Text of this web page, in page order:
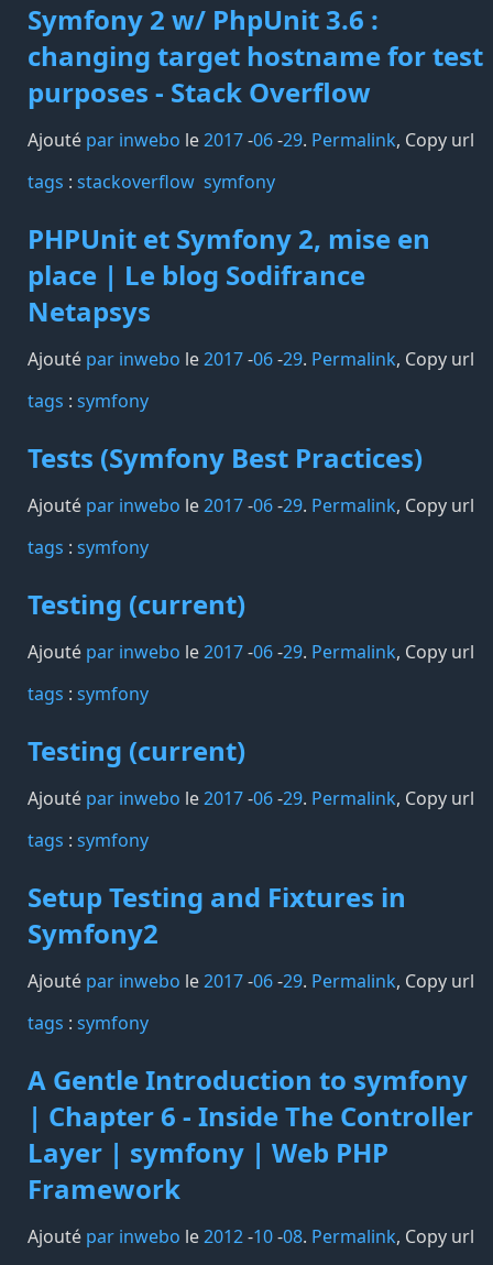
Symfony 2 w/ PhpUnit 3.6 :
changing target hostname for test
purposes - Stack Overflow
Ajouté par inwebo le2017-06-29. Permalink, Copy url
tags️ : stackoverflow symfony
PHPUnit et Symfony 2, mise en
place | Le blog Sodifrance
Netapsys
Ajouté par inwebo le2017-06-29. Permalink, Copy url
tags️ : symfony
Tests (Symfony Best Practices)
Ajouté par inwebo le2017-06-29. Permalink, Copy url
tags️ : symfony
Testing (current)
Ajouté par inwebo le2017-06-29. Permalink, Copy url
tags️ : symfony
Testing (current)
Ajouté par inwebo le2017-06-29. Permalink, Copy url
tags️ : symfony
Setup Testing and Fixtures in
Symfony2
Ajouté par inwebo le2017-06-29. Permalink, Copy url
tags️ : symfony
A Gentle Introduction to symfony
| Chapter 6 - Inside The Controller
Layer | symfony | Web PHP
Framework
Ajouté par inwebo le2012-10-08. Permalink, Copy url